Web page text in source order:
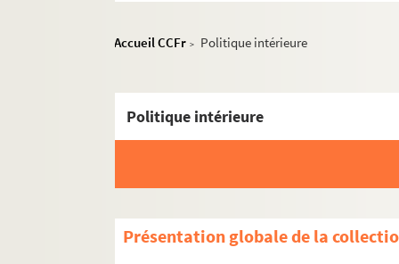
Accueil CCFr > Politique intérieure
Politique intérieure
Présentation globale de la